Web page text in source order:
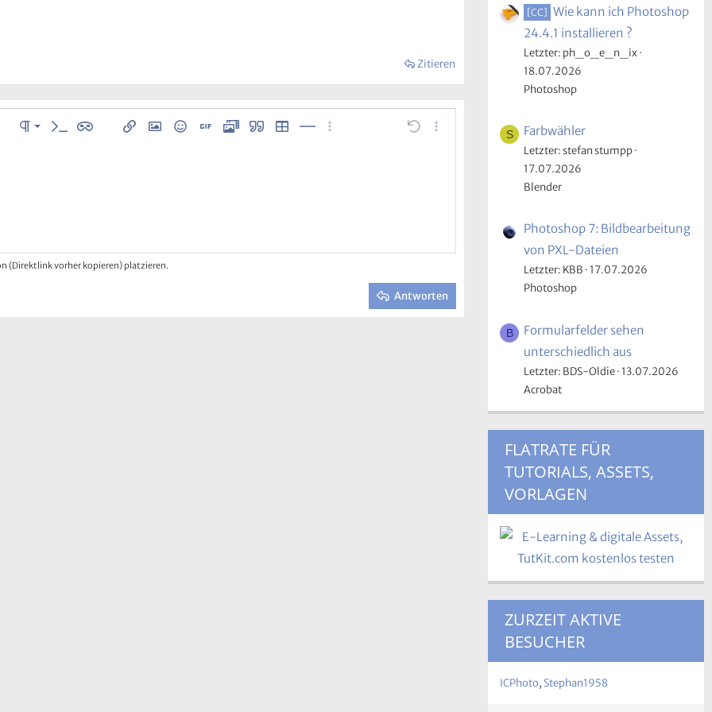
Zitieren
Absatzformatierung
NormalInline-Code
Inline-SpoilerLink einfügen
Bild einfügen
SmileysGIF einfügen
MediaZitat Tabelle einfügen
Horizontale Linie einfügen
Weitere… Rückgängig
Weitere…
(Direktlink vorher kopieren) platzieren.
Antworten
[CC]
Wie kann ich Photoshop
24.4.1 installieren ?
Letzter: ph_o_e_n_ix
18.07.2026
Photoshop
S Farbwähler
Letzter: stefan stumpp
17.07.2026
Blender
Photoshop 7: Bildbearbeitung
von PXL-Dateien
Letzter: KBB 17.07.2026
Photoshop
B
Formularfelder sehen
unterschiedlich aus
Letzter: BDS-Oldie 13.07.2026
Acrobat
FLATRATE FÜR
TUTORIALS, ASSETS,
VORLAGEN
ZURZEIT AKTIVE
BESUCHER
ICPhoto Stephan1958